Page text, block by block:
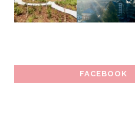
FACEBOOK